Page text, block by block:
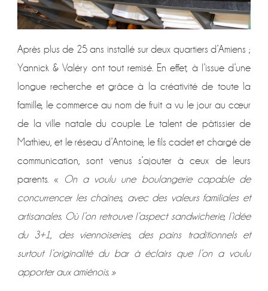
Après plus de 25 ans installé sur deux quartiers d’Amiens ;
Yannick & Valéry ont tout remisé. En effet, à l’issue d’une
longue recherche et grâce à la créativité de toute la
famille, le commerce au nom de fruit a vu le jour au cœur
de la ville natale du couple. Le talent de pâtissier de
Mathieu, et le réseau d’Antoine, le fils cadet et chargé de
communication, sont venus s’ajouter à ceux de leurs
parents. «
On a voulu une boulangerie capable de
concurrencer les chaînes, avec des valeurs familiales et
artisanales. Où l’on retrouve l’aspect sandwicherie, l’idée
du 3+1, des viennoiseries, des pains traditionnels et
surtout l’originalité du bar à éclairs que l’on a voulu
apporter aux amiénois. »